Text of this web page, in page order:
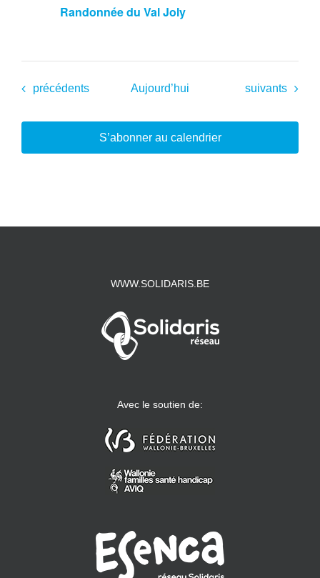
Randonnée du Val Joly
Évènements
précédents Aujourd’hui Évènements
suivants
S’abonner au calendrier
WWW.SOLIDARIS.BE
Avec le soutien de: